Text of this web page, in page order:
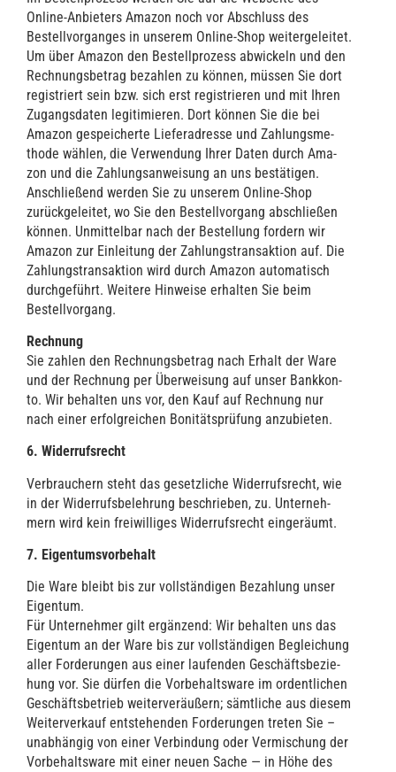
Online-Anbie­ters Ama­zon noch vor Abschluss des
Bestell­vor­gan­ges in unse­rem Online-Shop wei­ter­ge­lei­tet.
Um über Ama­zon den Bestell­pro­zess abwi­ckeln und den
Rech­nungs­be­trag bezah­len zu kön­nen, müs­sen Sie dort
regis­triert sein bzw. sich erst regis­trie­ren und mit Ihren
Zugangs­da­ten legi­ti­mie­ren. Dort kön­nen Sie die bei
Ama­zon gespei­cher­te Lie­fer­adres­se und Zah­lungs­me­
tho­de wäh­len, die Ver­wen­dung Ihrer Daten durch Ama­
zon und die Zah­lungs­an­wei­sung an uns bestä­ti­gen.
Anschlie­ßend wer­den Sie zu unse­rem Online-Shop
zurück­ge­lei­tet, wo Sie den Bestell­vor­gang abschlie­ßen
kön­nen. Unmit­tel­bar nach der Bestel­lung for­dern wir
Ama­zon zur Ein­lei­tung der Zah­lungs­trans­ak­ti­on auf. Die
Zah­lungs­trans­ak­ti­on wird durch Ama­zon auto­ma­tisch
durch­ge­führt. Wei­te­re Hin­wei­se erhal­ten Sie beim
Bestellvorgang.
Rech­nung
Sie zah­len den Rech­nungs­be­trag nach Erhalt der Ware
und der Rech­nung per Über­wei­sung auf unser Bank­kon­
to. Wir behal­ten uns vor, den Kauf auf Rech­nung nur
nach einer erfolg­rei­chen Boni­täts­prü­fung anzubieten.
6. Wider­rufs­recht
Ver­brau­chern steht das gesetz­li­che Wider­rufs­recht, wie
in der Wider­rufs­be­leh­rung beschrie­ben, zu. Unter­neh­
mern wird kein frei­wil­li­ges Wider­rufs­recht eingeräumt.
7. Eigen­tums­vor­be­halt
Die Ware bleibt bis zur voll­stän­di­gen Bezah­lung unser
Eigen­tum.
Für Unter­neh­mer gilt ergän­zend: Wir behal­ten uns das
Eigen­tum an der Ware bis zur voll­stän­di­gen Beglei­chung
aller For­de­run­gen aus einer lau­fen­den Geschäfts­be­zie­
hung vor. Sie dür­fen die Vor­be­halts­wa­re im ordent­li­chen
Geschäfts­be­trieb wei­ter­ver­äu­ßern; sämt­li­che aus die­sem
Wei­ter­ver­kauf ent­ste­hen­den For­de­run­gen tre­ten Sie –
unab­hän­gig von einer Ver­bin­dung oder Ver­mi­schung der
Vor­be­halts­wa­re mit einer neu­en Sache — in Höhe des